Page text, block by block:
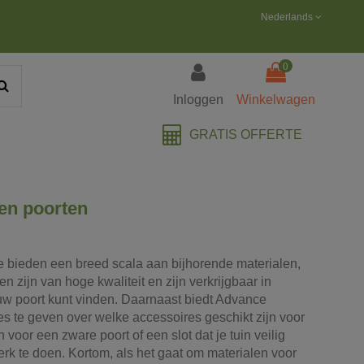
Nederlands
Inloggen
0
Winkelwagen
GRATIS OFFERTE
poorten
een breed scala aan bijhorende materialen,
zijn van hoge kwaliteit en zijn verkrijgbaar in
poort kunt vinden. Daarnaast biedt Advance
te geven over welke accessoires geschikt zijn voor
een zware poort of een slot dat je tuin veilig
te doen. Kortom, als het gaat om materialen voor